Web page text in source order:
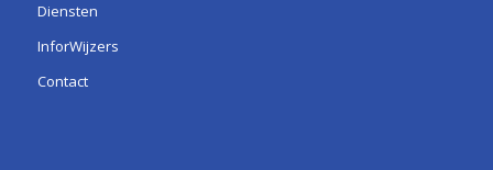
Diensten
InforWijzers
Contact